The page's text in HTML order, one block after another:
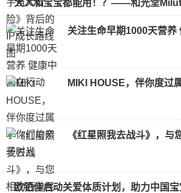
大人和宝宝都能用！？——和光堂
关注生命早期1000天营养
MIKI HOUSE，伴你度过
《红星照我去战斗》，与
欧铂佳启动关爱体质计划，助力中国